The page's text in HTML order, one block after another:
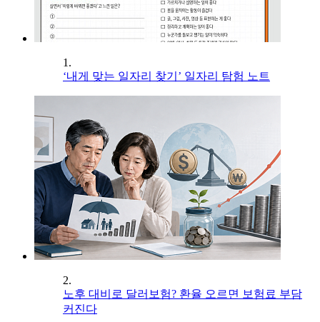
1.
‘내게 맞는 일자리 찾기’ 일자리 탐험 노트
2.
노후 대비로 달러보험? 환율 오르면 보험료 부담
커진다